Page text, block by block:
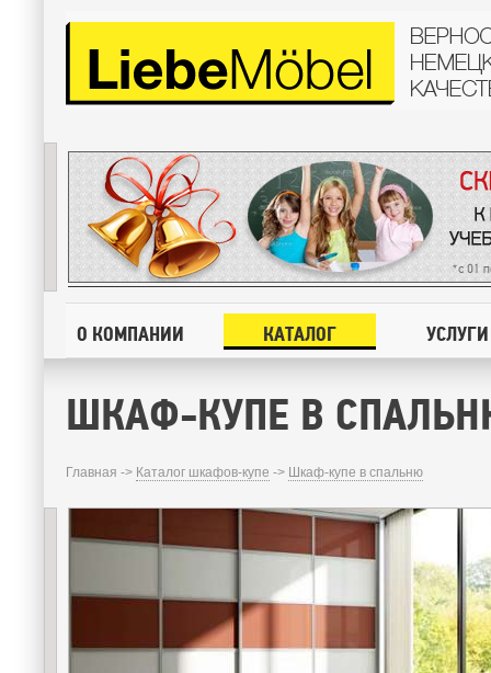
О КОМПАНИИ КАТАЛОГ УСЛУГИ
ШКАФ-КУПЕ В
Главная -> Каталог шкафов-купе -> Шкаф-купе в спальню